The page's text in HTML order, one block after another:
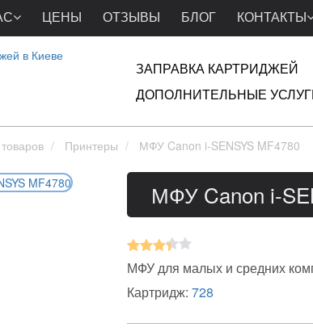
ЦЕНЫ ОТЗЫВЫ БЛОГ КОНТАКТЫ
ЗАПРАВКА КАРТРИДЖЕЙ
ДОПОЛНИТЕЛЬНЫЕ
Принтеры МФУ Canon i-SENSYS MF4780
МФУ Canon i-
МФУ для малых и средних
Картридж: 728